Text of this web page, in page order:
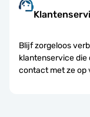
Blijf zorgeloos
klantenservice
contact met ze op